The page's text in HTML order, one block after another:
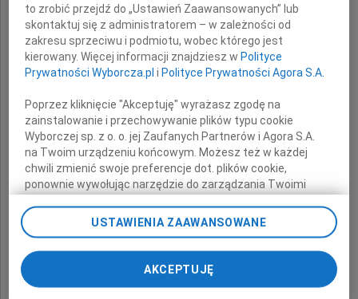
Włodzimierza
Goszczyńskiego
naszego drogiego Kolegę i współpracownika
Wyrazy głębokiego współczucia
to zrobić przejdź do „Ustawień Zaawansowanych” lub
skontaktuj się z administratorem – w zależności od
zakresu sprzeciwu i podmiotu, wobec którego jest
kierowany. Więcej informacji znajdziesz wPolityce
Prywatności Wyborcza.pl iPolityce Prywatności Agora S.A.
Poprzez kliknięcie "Akceptuję" wyrażasz zgodę na
zainstalowanie i przechowywanie plików typu cookie
Wyborczej sp. z o. o. jej Zaufanych Partnerów i Agora S.A.
na Twoim urządzeniu końcowym. Możesz też w każdej
chwili zmienić swoje preferencje dot. plików cookie,
ponownie wywołując narzędzie do zarządzania Twoimi
odnośnik „Ustawienia prywatności” w stopce serwisu i
przechodząc do sekcji „Ustawienia zaawansowane”.
Zmiana ustawień plików cookie możliwa jest także za
pomocą ustawień przeglądarki.
USTAWIENIA ZAAWANSOWANE
AKCEPTUJĘ